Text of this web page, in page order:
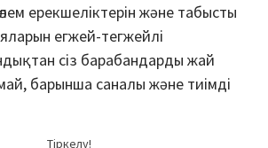
ерекшеліктерін және табысты
егжей-тегжейлі
сіз барабандарды жай
барынша саналы және тиімді
Тіркелу!